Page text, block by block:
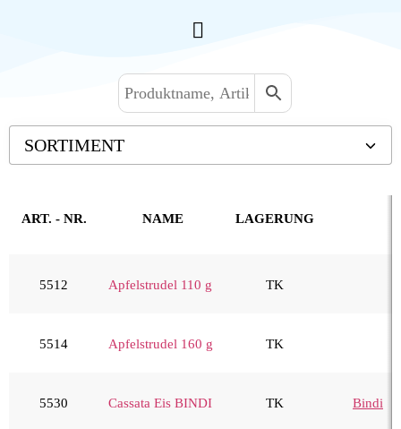
SORTIMENT
Convenience
Kartoffelprodukte
Kuchen & Desserts
Kuchen & Torten
ART. - NR. NAME LAGERUNG
5512 Apfelstrudel 110 g TK
5514 Apfelstrudel 160 g TK
5530 Cassata Eis BINDI TK Bindi